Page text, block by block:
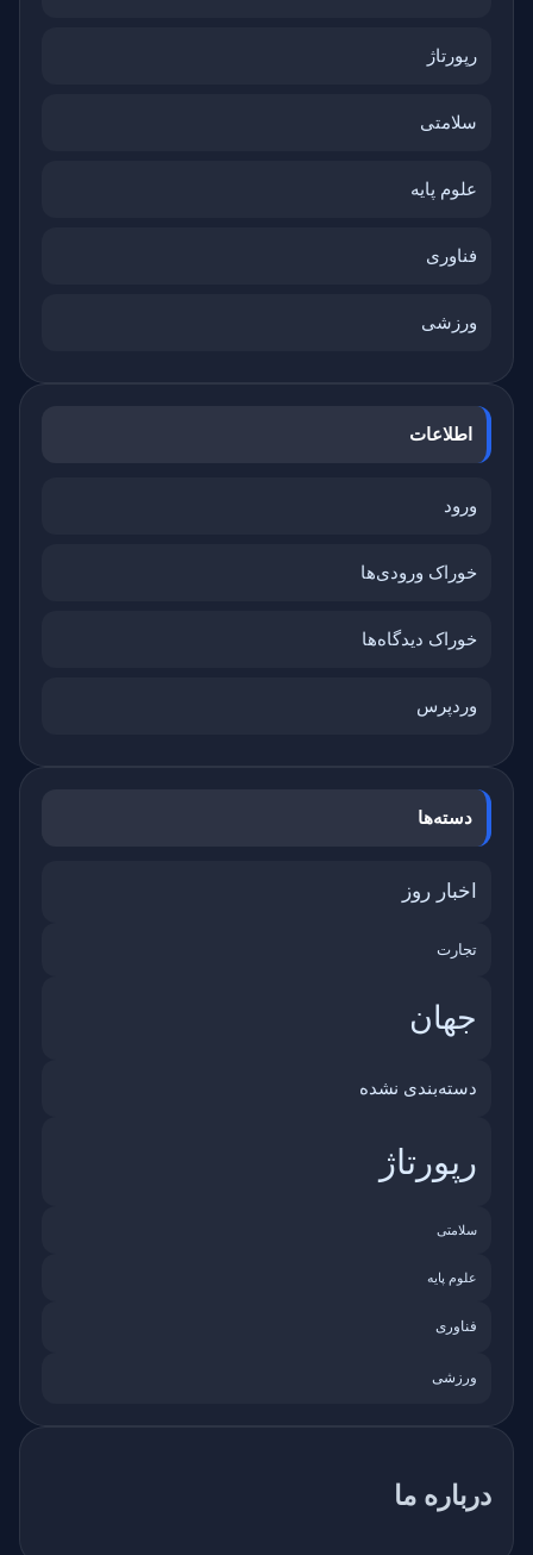
رپورتاژ
سلامتی
علوم پایه
فناوری
ورزشی
اطلاعات
ورود
خوراک ورودی‌ها
خوراک دیدگاه‌ها
وردپرس
دسته‌ها
اخبار روز
تجارت
جهان
دسته‌بندی نشده
رپورتاژ
سلامتی
علوم پایه
فناوری
ورزشی
درباره ما